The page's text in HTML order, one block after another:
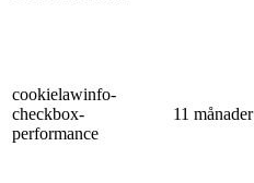
cookielawinfo-
checkbox-
performance
11 månader